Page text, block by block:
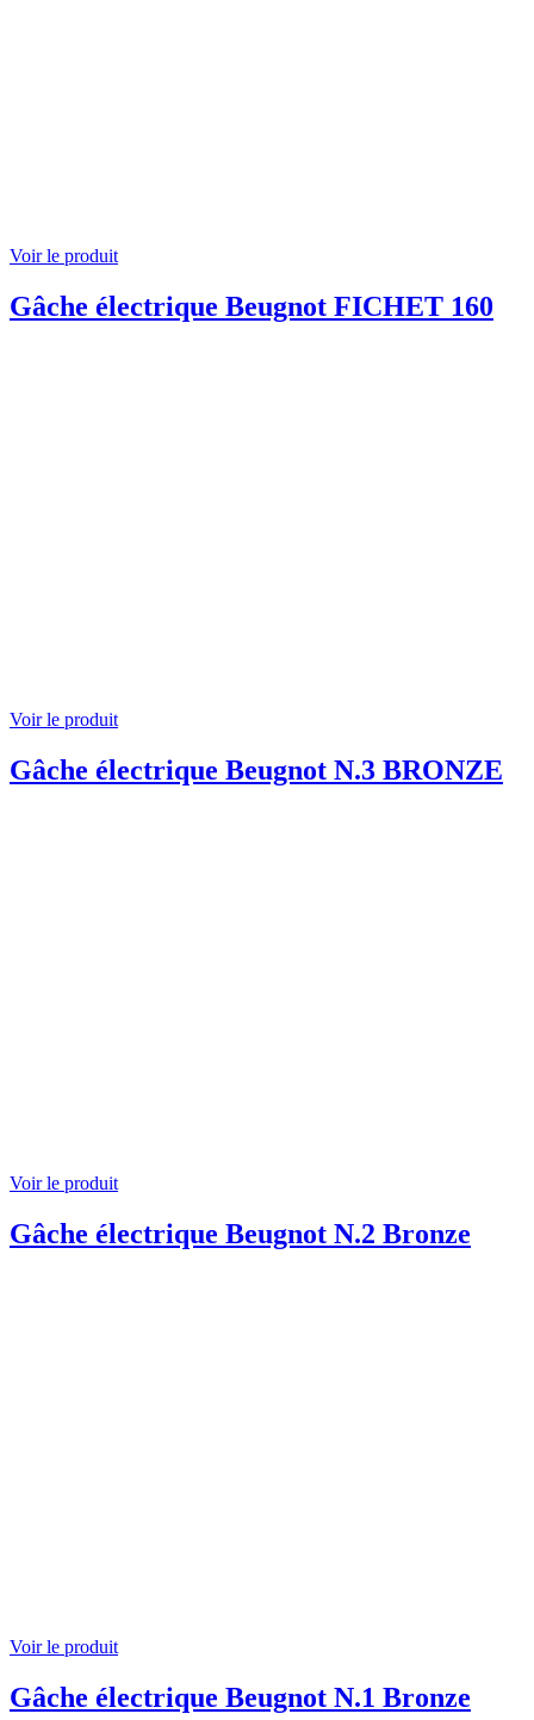
Voir le produit
Gâche électrique Beugnot FICHET 160
Voir le produit
Gâche électrique Beugnot N.3 BRONZE
Voir le produit
Gâche électrique Beugnot N.2 Bronze
Voir le produit
Gâche électrique Beugnot N.1 Bronze